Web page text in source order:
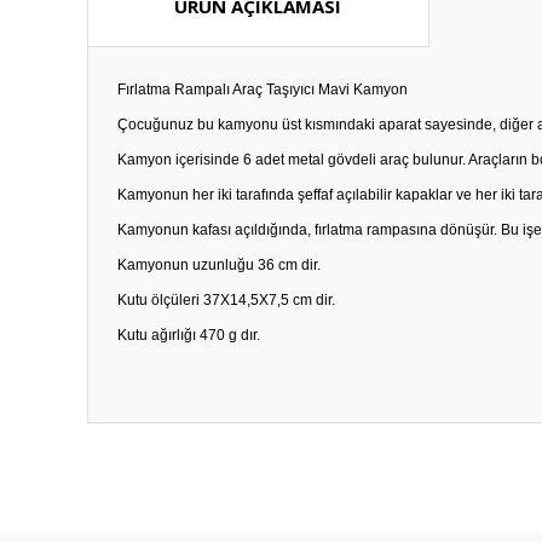
ÜRÜN AÇIKLAMASI
Fırlatma Rampalı Araç Taşıyıcı Mavi Kamyon
Çocuğunuz bu kamyonu üst kısmındaki aparat sayesinde,
Kamyon içerisinde 6 adet metal gövdeli araç bulunur. Araçların
Kamyonun her iki tarafında şeffaf açılabilir kapaklar ve her iki
Kamyonun kafası açıldığında, fırlatma rampasına dönüşür. Bu
Kamyonun uzunluğu 36 cm dir.
Kutu ölçüleri 37X14,5X7,5 cm dir.
Kutu ağırlığı 470 g dır.